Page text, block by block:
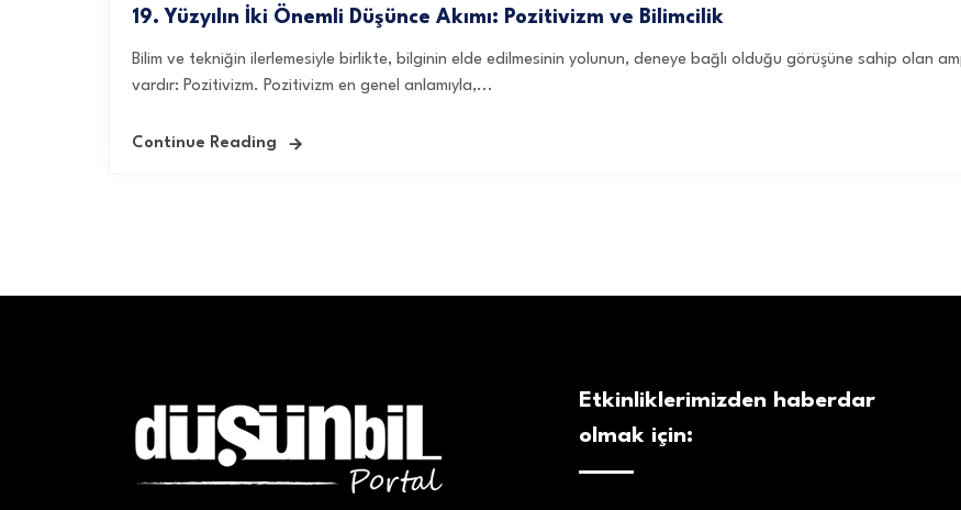
19. Yüzyılın İki Önemli Düşünce Akımı: Pozitivizm ve Bilimcilik
Bilim ve tekniğin ilerlemesiyle birlikte, bilginin elde edilmesinin yolunun, deneye bağlı olduğu görüşüne sahip olan
vardır: Pozitivizm. Pozitivizm en genel anlamıyla,...
Continue Reading
Etkinliklerimizden haberdar
olmak için: